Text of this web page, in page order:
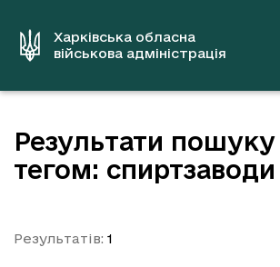
вмістуХарківська обласна
військова адміністрація
Результати пошуку
тегом: спиртзаводи
Результатів: 1